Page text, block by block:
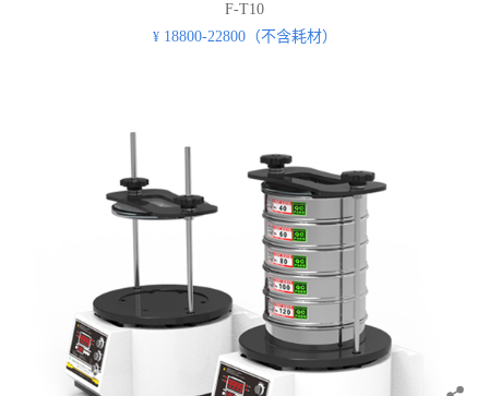
F-T10
¥ 18800-22800（不含耗材）